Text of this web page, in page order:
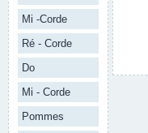
Mi -Corde
Ré - Corde
Do
Mi - Corde
Pommes